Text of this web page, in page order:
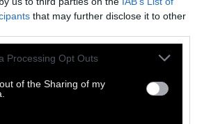
that may further disclose it to other
Processing Opt Outs
of the Sharing of my